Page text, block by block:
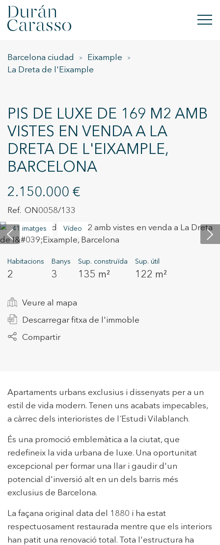
COMPRAR
VENDRE
OBRA NOVA
INVERSIONS
GRUP DC
CONTACTE
+34 935 178 067
Barcelona ciudad
Eixample
La Dreta de l'Eixample
PIS DE LUXE DE 169 M2 AMB
VISTES EN VENDA A LA
DRETA DE L'EIXAMPLE,
BARCELONA
2.150.000 €
ON0058/133
41 imatges Vídeo
Habitacions
2
Banys
3
Sup. construïda
135 m²
Sup. útil
122 m²
Veure al mapa
Descarregar fitxa de l'immoble
Compartir
Apartaments urbans exclusius i dissenyats per a un
estil de vida modern. Tenen uns acabats impecables,
a càrrec dels interioristes de l´Estudi Vilablanch.
És una promoció emblemàtica a la ciutat, que
redefineix la vida urbana de luxe. Una oportunitat
excepcional per formar una llar i gaudir d'un
potencial d'inversió alt en un dels barris més
exclusius de Barcelona.
La façana original data del 1880 i ha estat
respectuosament restaurada mentre que els interiors
han patit una renovació total. Tota l'estructura ha